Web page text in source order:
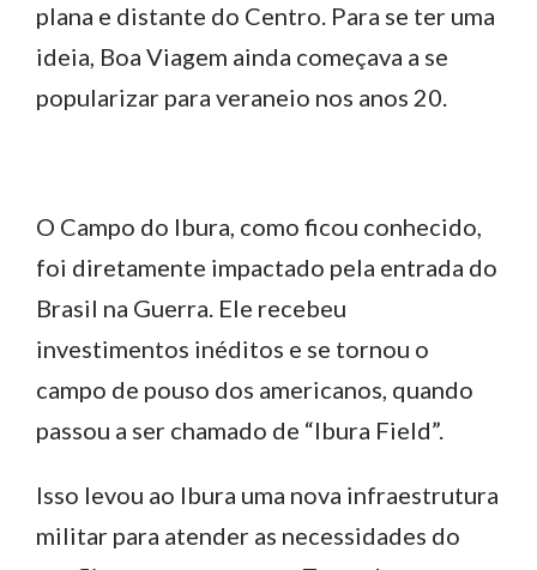
plana e distante do Centro. Para se ter uma
ideia, Boa Viagem ainda começava a se
popularizar para veraneio nos anos 20.
O Campo do Ibura, como ficou conhecido,
foi diretamente impactado pela entrada do
Brasil na Guerra. Ele recebeu
investimentos inéditos e se tornou o
campo de pouso dos americanos, quando
passou a ser chamado de “Ibura Field”.
Isso levou ao Ibura uma nova infraestrutura
militar para atender as necessidades do